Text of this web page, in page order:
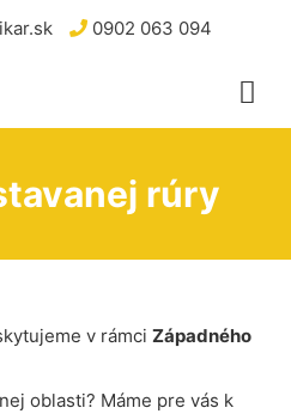
0902 063 094
rúry
v rámci Západného
oblasti? Máme pre vás k